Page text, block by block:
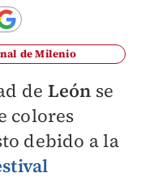
de Milenio
de León se
colores
debido a la